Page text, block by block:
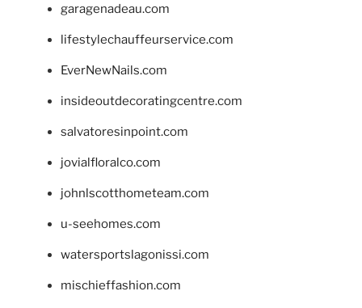
garagenadeau.com
lifestylechauffeurservice.com
EverNewNails.com
insideoutdecoratingcentre.com
salvatoresinpoint.com
jovialfloralco.com
johnlscotthometeam.com
u-seehomes.com
watersportslagonissi.com
mischieffashion.com